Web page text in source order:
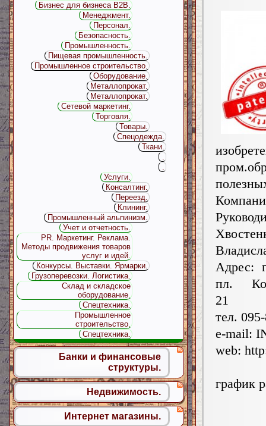
Адрес:
пл.
21
тел.
e-mail:
web:
график
Бизнес для бизнеса B2B.
Менеджмент.
Персонал.
Безопасность.
Промышленность.
Пищевая промышленность.
Промышленное строительство.
Оборудование.
Металлопрокат.
Металлопрокат.
Сетевой маркетинг.
Торговля.
Товары.
Спецодежда.
Ткани.
.
.
Услуги.
Консалтинг.
Переезд.
Клининг.
Промышленный альпинизм.
Учет и отчетность.
PR. Маркетинг. Реклама.
Методы продвижения товаров
услуг и идей.
Конкурсы. Выставки. Ярмарки.
Грузоперевозки. Логистика.
Склад и складское
оборудование.
Спецтехника.
Промышленное
строительство.
Спецтехника.
Банки и финансовые
структуры.
Недвижимость.
Интернет магазины.